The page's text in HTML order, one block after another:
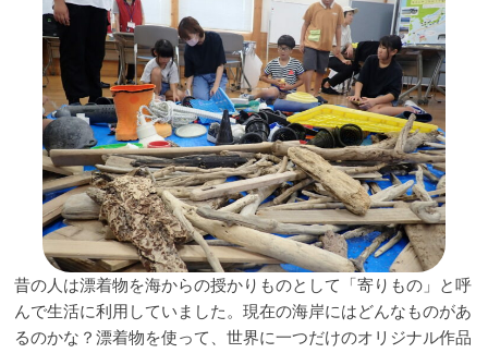
昔の人は漂着物を海からの授かりものとして「寄りもの」と呼
んで生活に利用していました。現在の海岸にはどんなものがあ
るのかな？漂着物を使って、世界に一つだけのオリジナル作品